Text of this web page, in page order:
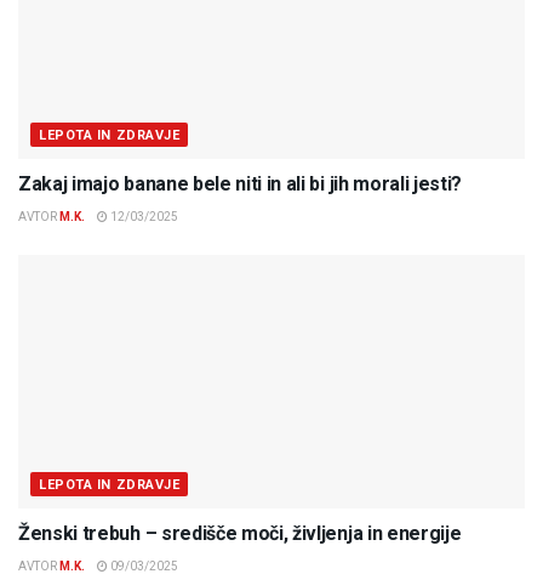
LEPOTA IN ZDRAVJE
Zakaj imajo banane bele niti in ali bi jih morali jesti?
AVTOR M.K. 12/03/2025
LEPOTA IN ZDRAVJE
Ženski trebuh – središče moči, življenja in energije
AVTOR M.K. 09/03/2025